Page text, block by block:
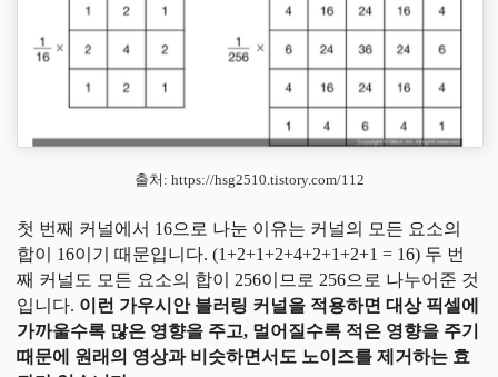
출처: https://hsg2510.tistory.com/112
첫 번째 커널에서 16으로 나눈 이유는 커널의 모든 요소의
합이 16이기 때문입니다. (1+2+1+2+4+2+1+2+1 = 16) 두 번
째 커널도 모든 요소의 합이 256이므로 256으로 나누어준 것
입니다. 이런 가우시안 블러링 커널을 적용하면 대상 픽셀에
가까울수록 많은 영향을 주고, 멀어질수록 적은 영향을 주기
때문에 원래의 영상과 비슷하면서도 노이즈를 제거하는 효